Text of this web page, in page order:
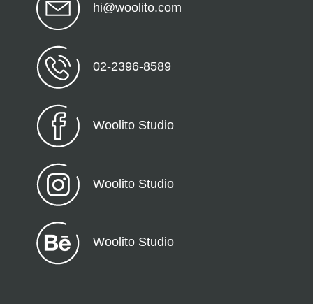
hi@woolito.com
02-2396-8589
Woolito Studio
Woolito Studio
Woolito Studio